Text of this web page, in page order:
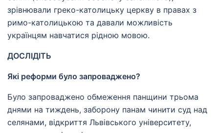
зрівнювали греко-католицьку церкву в правах з
римо-католицькою та давали можливість
українцям навчатися рідною мовою.
ДОСЛІДІТЬ
Які реформи було запроваджено?
Було запроваджено обмеження панщини трьома
днями на тиждень, заборону панам чинити суд над
селянами, відкриття Львівського університету,